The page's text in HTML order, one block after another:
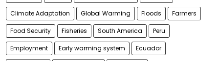
Climate Adaptation Global Warming Floods Farmers
Food Security Fisheries South America Peru
Employment Early warming system Ecuador